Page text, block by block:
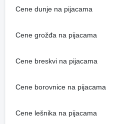
Cene dunje na pijacama
Cene grožđa na pijacama
Cene breskvi na pijacama
Cene borovnice na pijacama
Cene lešnika na pijacama